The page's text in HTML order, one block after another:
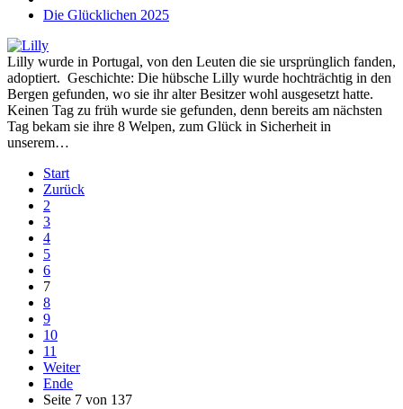
Die Glücklichen 2025
Lilly wurde in Portugal, von den Leuten die sie ursprünglich fanden,
adoptiert. Geschichte: Die hübsche Lilly wurde hochträchtig in den
Bergen gefunden, wo sie ihr alter Besitzer wohl ausgesetzt hatte.
Keinen Tag zu früh wurde sie gefunden, denn bereits am nächsten
Tag bekam sie ihre 8 Welpen, zum Glück in Sicherheit in
unserem…
Start
Zurück
2
3
4
5
6
7
8
9
10
11
Weiter
Ende
Seite 7 von 137